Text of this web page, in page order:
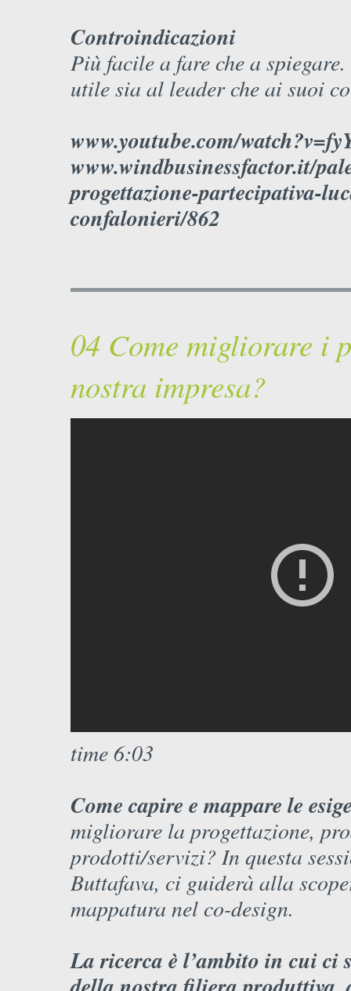
Controindicazioni
Più facile a fare che a
utile sia al leader che ai suoi
www.youtube.com/
www.windbusinessfactor.it/
progettazione-partecipativa-
confalonieri/862
04 Come migliorare i
nostra impresa?
time 6:03
Come capire e mappare le
migliorare la progettazione,
prodotti/servizi? In questa
Buttafava, ci guiderà alla
mappatura nel co-design.
La ricerca è l’ambito in cui